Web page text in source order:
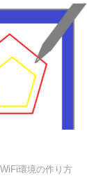
環境の作り方